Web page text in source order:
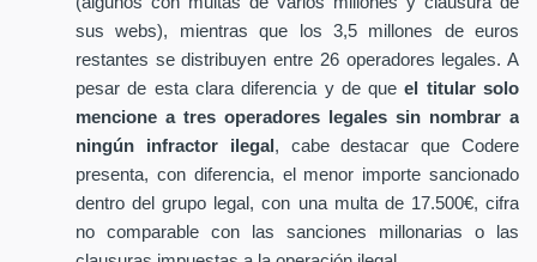
sus webs), mientras que los 3,5 millones de euros
restantes se distribuyen entre 26 operadores legales. A
pesar de esta clara diferencia y de queel titular solo
mencione a tres operadores legales sin nombrar a
ningún infractor ilegal , cabe destacar que Codere
presenta, con diferencia, el menor importe sancionado
dentro del grupo legal, con una multa de 17.500€, cifra
no comparable con las sanciones millonarias o las